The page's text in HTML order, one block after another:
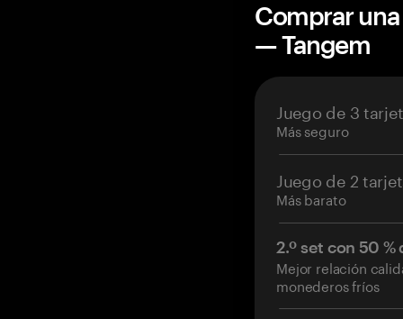
Comprar
— Tangem
Juego de 3
Más seguro
Juego de 2
Más barato
2.º set con 50
Mejor relación
monederos fríos